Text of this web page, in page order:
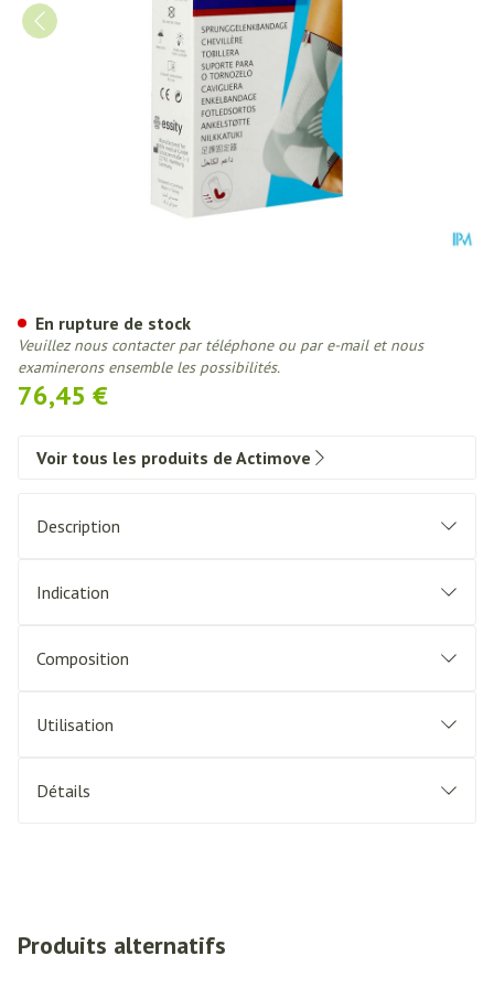
76,45 €
En rupture de stock
Veuillez nous contacter par téléphone ou par e-mail et nous
examinerons ensemble les possibilités.
Voir tous les produits de Actimove
Description
Indication
Composition
Utilisation
Détails
Produits alternatifs